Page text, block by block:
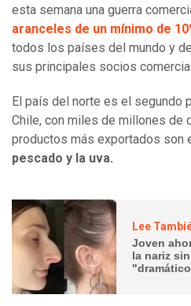
esta semana una guerra
aranceles de un mínimo de
todos los países del mundo y
sus principales socios
El país del norte es el segundo
Chile, con miles de millones de
productos más exportados son
pescado y la uva.
Lee
Joven
la nariz